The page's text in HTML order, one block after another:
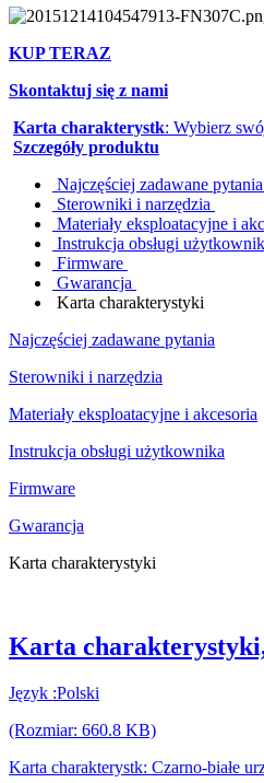
KUP TERAZ
Skontaktuj się z nami
Karta charakterystk: Wybierz
Szczegóły produktu
Najczęściej zadawane pytania
Sterowniki i narzędzia
Materiały eksploatacyjne i
Instrukcja obsługi
Firmware
Gwarancja
Karta charakterystyki
Najczęściej zadawane pytania
Sterowniki i narzędzia
Materiały eksploatacyjne i akcesoria
Instrukcja obsługi użytkownika
Firmware
Gwarancja
Karta charakterystyki
Karta
Język :Polski
(Rozmiar: 660.8 KB)
Karta charakterystk: Czarno-białe